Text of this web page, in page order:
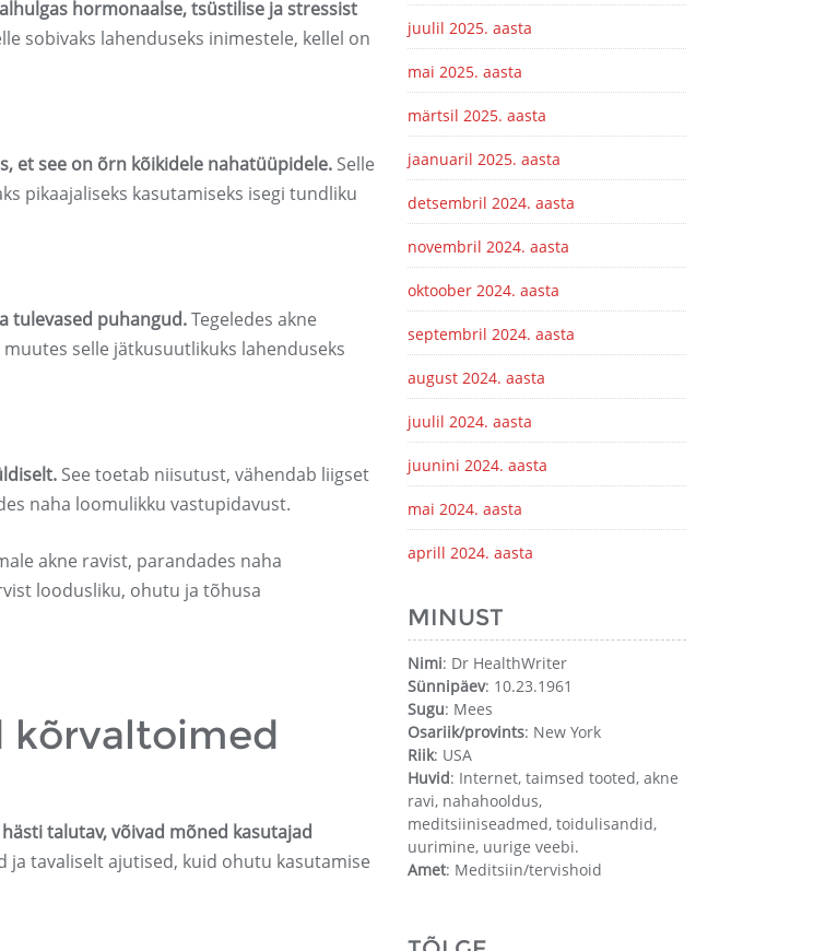
hormonaalse, tsüstilise ja stressist
sobivaks lahenduseks inimestele, kellel on
et see on õrn kõikidele nahatüüpidele. Selle
pikaajaliseks kasutamiseks isegi tundliku
tulevased puhangud.Tegeledes akne
selle jätkusuutlikuks lahenduseks
See toetab niisutust, vähendab liigset
naha loomulikku vastupidavust.
akne ravist, parandades naha
loodusliku, ohutu ja tõhusa
kõrvaltoimed
talutav, võivad mõned kasutajad
ja tavaliselt ajutised, kuid ohutu kasutamise
juulil 2025. aasta
mai 2025. aasta
märtsil 2025. aasta
jaanuaril 2025. aasta
detsembril 2024. aasta
novembril 2024. aasta
oktoober 2024. aasta
septembril 2024. aasta
august 2024. aasta
juulil 2024. aasta
juunini 2024. aasta
mai 2024. aasta
aprill 2024. aasta
MINUST
Nimi: Dr HealthWriter
Sünnipäev: 10.23.1961
Sugu: Mees
Osariik/provints: New York
Riik: USA
Huvid: Internet, taimsed tooted, akne
ravi, nahahooldus,
meditsiiniseadmed, toidulisandid,
uurimine, uurige veebi.
Amet: Meditsiin/tervishoid